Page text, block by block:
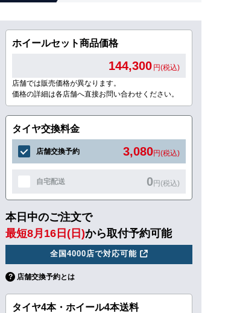
ホイールセット商品価格
144,300 円(税込)
店舗では販売価格が異なります。
価格の詳細は各店舗へ直接お問い合わせください。
タイヤ交換料金
店舗交換予約 3,080円(税込)
自宅配送 0円(税込)
本日中のご注文で
最短8月16日(日)から取付予約可能
全国4000店で対応可能
店舗交換予約とは
タイヤ4本・ホイール4本送料